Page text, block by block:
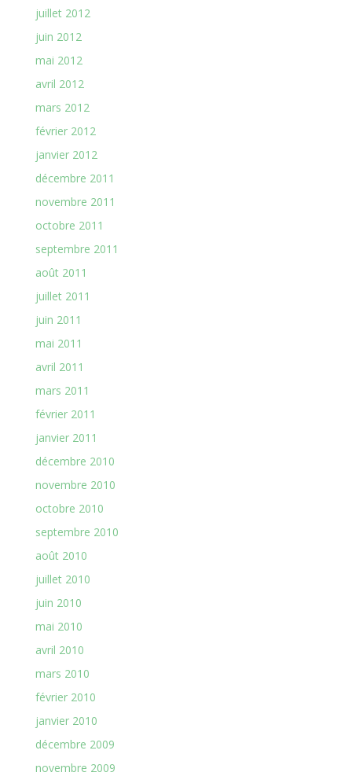
juillet 2012
juin 2012
mai 2012
avril 2012
mars 2012
février 2012
janvier 2012
décembre 2011
novembre 2011
octobre 2011
septembre 2011
août 2011
juillet 2011
juin 2011
mai 2011
avril 2011
mars 2011
février 2011
janvier 2011
décembre 2010
novembre 2010
octobre 2010
septembre 2010
août 2010
juillet 2010
juin 2010
mai 2010
avril 2010
mars 2010
février 2010
janvier 2010
décembre 2009
novembre 2009